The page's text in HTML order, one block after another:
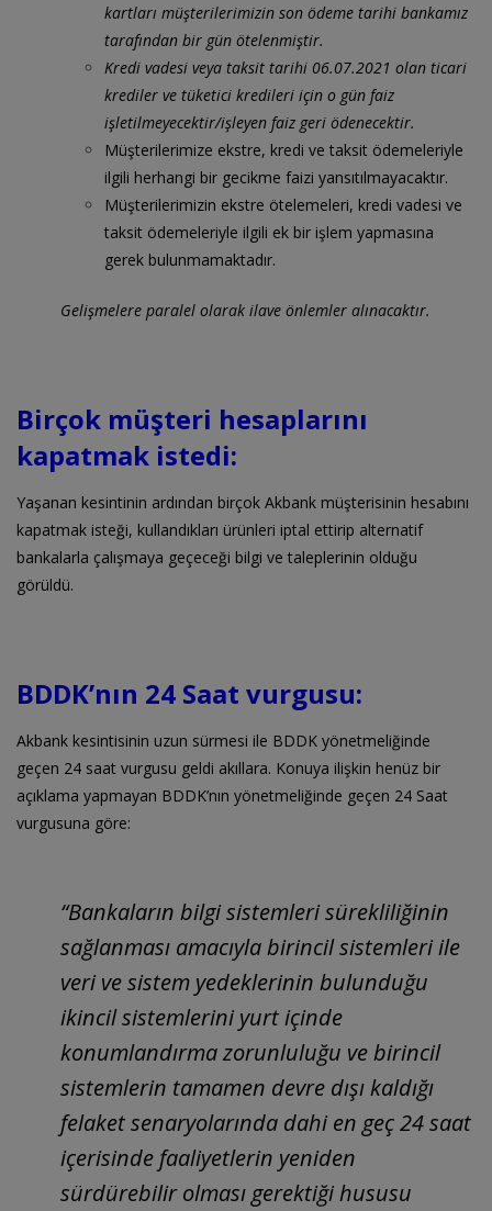
kartları müşterilerimizin son ödeme tarihi bankamız
tarafından bir gün ötelenmiştir.
Kredi vadesi veya taksit tarihi 06.07.2021 olan ticari
krediler ve tüketici kredileri için o gün faiz
işletilmeyecektir/işleyen faiz geri ödenecektir.
Müşterilerimize ekstre, kredi ve taksit ödemeleriyle
ilgili herhangi bir gecikme faizi yansıtılmayacaktır.
Müşterilerimizin ekstre ötelemeleri, kredi vadesi ve
taksit ödemeleriyle ilgili ek bir işlem yapmasına
gerek bulunmamaktadır.
Gelişmelere paralel olarak ilave önlemler alınacaktır.
Birçok müşteri hesaplarını
kapatmak istedi:
Yaşanan kesintinin ardından birçok Akbank müşterisinin hesabını
kapatmak isteği, kullandıkları ürünleri iptal ettirip alternatif
bankalarla çalışmaya geçeceği bilgi ve taleplerinin olduğu
görüldü.
BDDK’nın 24 Saat vurgusu:
Akbank kesintisinin uzun sürmesi ile BDDK yönetmeliğinde
geçen 24 saat vurgusu geldi akıllara. Konuya ilişkin henüz bir
açıklama yapmayan BDDK’nın yönetmeliğinde geçen 24 Saat
vurgusuna göre:
“Bankaların bilgi sistemleri sürekliliğinin
sağlanması amacıyla birincil sistemleri ile
veri ve sistem yedeklerinin bulunduğu
ikincil sistemlerini yurt içinde
konumlandırma zorunluluğu ve birincil
sistemlerin tamamen devre dışı kaldığı
felaket senaryolarında dahi en geç 24 saat
içerisinde faaliyetlerin yeniden
sürdürebilir olması gerektiği hususu